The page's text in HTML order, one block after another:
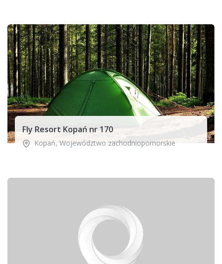
Fly Resort Kopań nr 170
Kopań,Województwo zachodniopomorskie